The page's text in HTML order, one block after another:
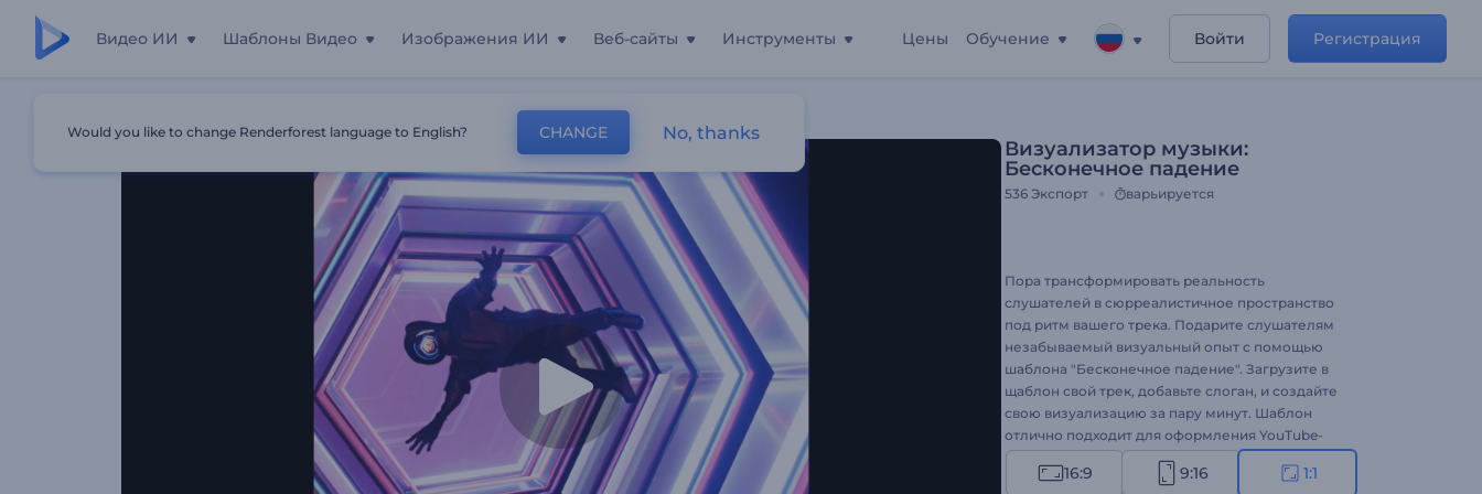
Видео ИИ Шаблоны Видео Изображения ИИ Веб-сайты Инструменты Цены Обучение Войти Регистрация
Визуализатор Музыки: Бесконечное Падение
Визуализатор музыки:
Бесконечное падение
536 Экспорт варьируется
Пора трансформировать реальность
слушателей в сюрреалистичное пространство
под ритм вашего трека. Подарите слушателям
незабываемый визуальный опыт с помощью
шаблона "Бесконечное падение". Загрузите в
щаблон свой трек, добавьте слоган, и создайте
свою визуализацию за пару минут. Шаблон
отлично подходит для оформления YouTube-
каналов, промо сингла, релиза нового трека и
многого другого. Создайте визуализацию
16:9 9:16 1:1
Would you like to change Renderforest language to English? CHANGE No, thanks